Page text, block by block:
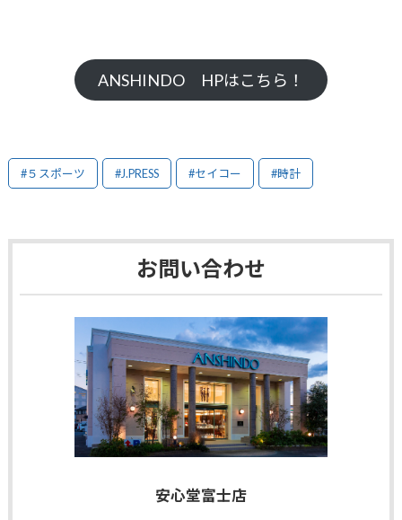
ANSHINDO HPはこちら！
#５スポーツ #J.PRESS #セイコー #時計
お問い合わせ
安心堂富士店